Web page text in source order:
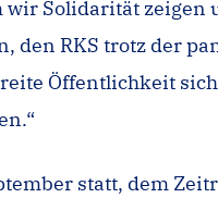
Solidarität zeigen
den RKS trotz der
Öffentlichkeit
statt, dem